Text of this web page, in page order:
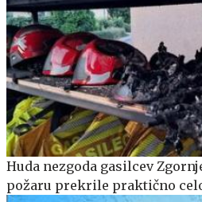
Huda nezgoda gasilcev
požaru prekrile praktično